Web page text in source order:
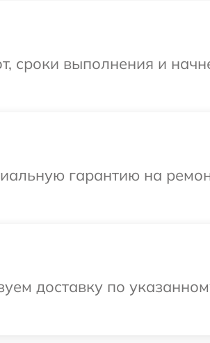
сроки выполнения и
гарантию на
доставку по